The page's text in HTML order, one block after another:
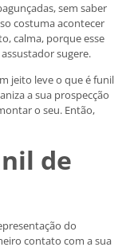
sem saber
costuma acontecer
calma, porque esse
sugere.
jeito leve o que é funil
a sua prospecção
o seu. Então,
de
do
contato com a sua